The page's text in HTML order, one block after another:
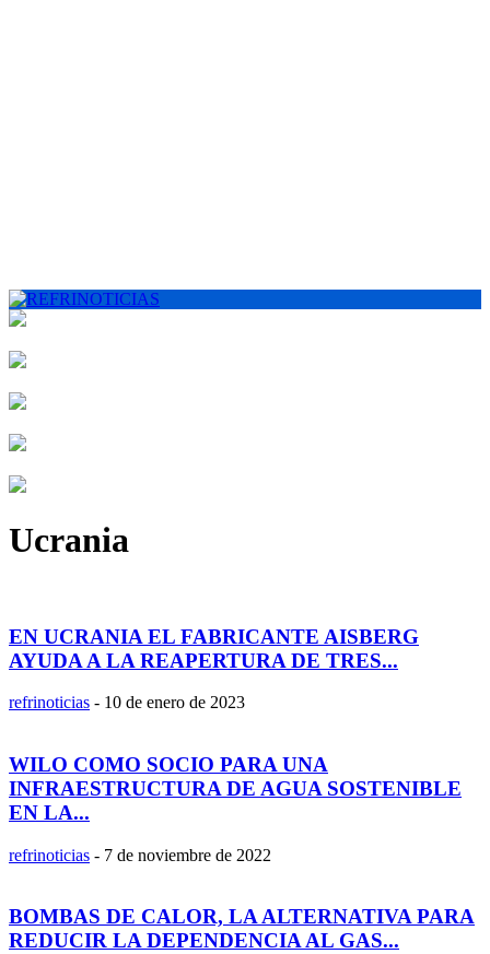
Ucrania
EN UCRANIA EL FABRICANTE AISBERG
AYUDA A LA REAPERTURA DE TRES...
refrinoticias - 10 de enero de 2023
WILO COMO SOCIO PARA UNA
INFRAESTRUCTURA DE AGUA SOSTENIBLE
EN LA...
refrinoticias - 7 de noviembre de 2022
BOMBAS DE CALOR, LA ALTERNATIVA PARA
REDUCIR LA DEPENDENCIA AL GAS...